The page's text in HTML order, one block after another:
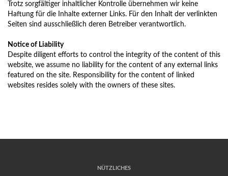
Trotz sorgfältiger inhaltlicher Kontrolle übernehmen wir keine
Haftung für die Inhalte externer Links. Für den Inhalt der verlinkten
Seiten sind ausschließlich deren Betreiber verantwortlich.
Notice of Liability
Despite diligent efforts to control the integrity of the content of this
website, we assume no liability for the content of any external links
featured on the site. Responsibility for the content of linked
websites resides solely with the owners of these sites.
NÜTZLICHES